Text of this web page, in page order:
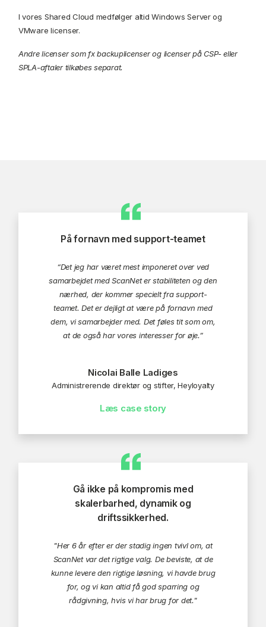
I vores Shared Cloud medfølger altid Windows Server og
VMware licenser.
Andre licenser som fx backuplicenser og licenser på CSP- eller
SPLA-aftaler tilkøbes separat.
På fornavn med support-teamet
“Det jeg har været mest imponeret over ved
samarbejdet med ScanNet er stabiliteten og den
nærhed, der kommer specielt fra support-
teamet. Det er dejligt at være på fornavn med
dem, vi samarbejder med. Det føles tit som om,
at de også har vores interesser for øje.”
Nicolai Balle Ladiges
Administrerende direktør og stifter, Heyloyalty
Læs case story
Gå ikke på kompromis med
skalerbarhed, dynamik og
driftssikkerhed.
"Her 6 år efter er der stadig ingen tvivl om, at
ScanNet var det rigtige valg. De beviste, at de
kunne levere den rigtige løsning, vi havde brug
for, og vi kan altid få god sparring og
rådgivning, hvis vi har brug for det."